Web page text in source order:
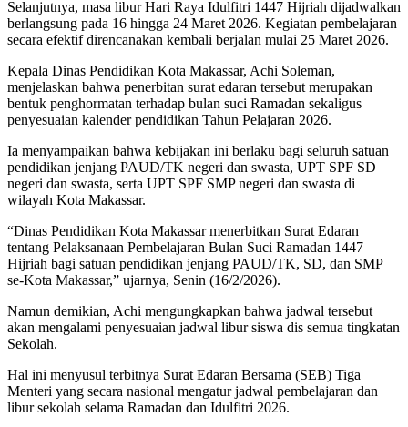
Selanjutnya, masa libur Hari Raya Idulfitri 1447 Hijriah dijadwalkan
berlangsung pada 16 hingga 24 Maret 2026. Kegiatan pembelajaran
secara efektif direncanakan kembali berjalan mulai 25 Maret 2026.
Kepala Dinas Pendidikan Kota Makassar, Achi Soleman,
menjelaskan bahwa penerbitan surat edaran tersebut merupakan
bentuk penghormatan terhadap bulan suci Ramadan sekaligus
penyesuaian kalender pendidikan Tahun Pelajaran 2026.
Ia menyampaikan bahwa kebijakan ini berlaku bagi seluruh satuan
pendidikan jenjang PAUD/TK negeri dan swasta, UPT SPF SD
negeri dan swasta, serta UPT SPF SMP negeri dan swasta di
wilayah Kota Makassar.
“Dinas Pendidikan Kota Makassar menerbitkan Surat Edaran
tentang Pelaksanaan Pembelajaran Bulan Suci Ramadan 1447
Hijriah bagi satuan pendidikan jenjang PAUD/TK, SD, dan SMP
se-Kota Makassar,” ujarnya, Senin (16/2/2026).
Namun demikian, Achi mengungkapkan bahwa jadwal tersebut
akan mengalami penyesuaian jadwal libur siswa dis semua tingkatan
Sekolah.
Hal ini menyusul terbitnya Surat Edaran Bersama (SEB) Tiga
Menteri yang secara nasional mengatur jadwal pembelajaran dan
libur sekolah selama Ramadan dan Idulfitri 2026.